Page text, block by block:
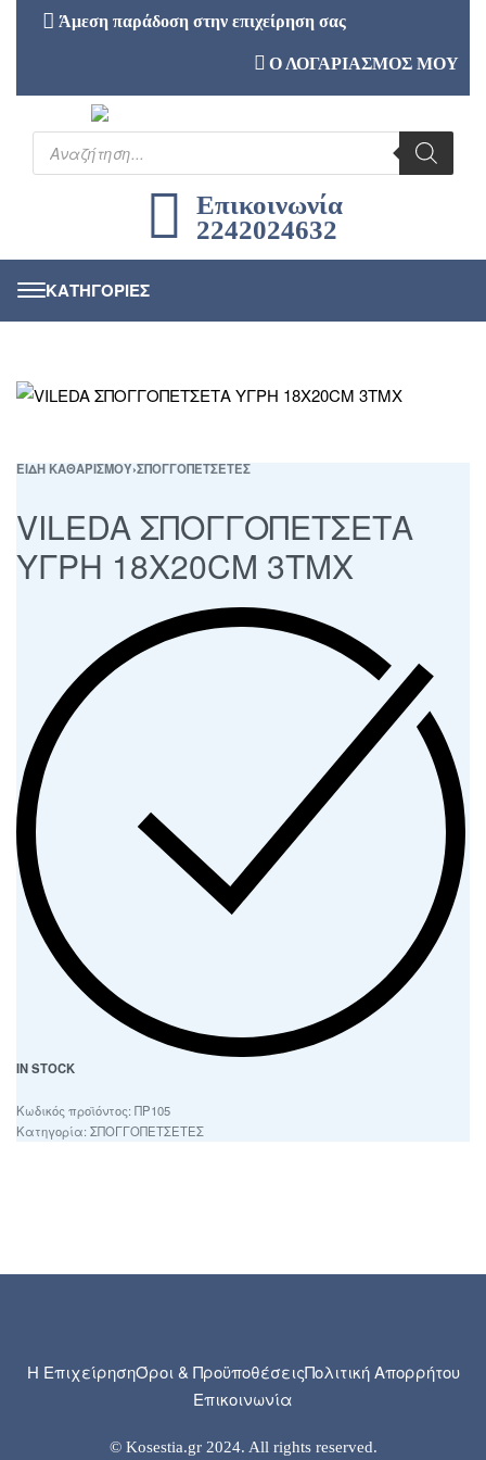
Άμεση παράδοση στην επιχείρηση σας
Ο ΛΟΓΑΡΙΑΣΜΟΣ ΜΟΥ
Επικοινωνία
2242024632
ΕΙΔΗ ΚΑΘΑΡΙΣΜΟΥ›ΣΠΟΓΓΟΠΕΤΣΕΤΕΣ
VILEDA ΣΠΟΓΓΟΠΕΤΣΕΤΑ
ΥΓΡΗ 18X20CM 3ΤΜΧ
IN STOCK
ΠΡ105
Κατηγορία: ΣΠΟΓΓΟΠΕΤΣΕΤΕΣ
Η ΕπιχείρησηΌροι & ΠροϋποθέσειςΠολιτική Απορρήτου
Επικοινωνία
© Kosestia.gr 2024. All rights reserved.